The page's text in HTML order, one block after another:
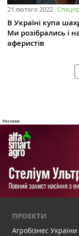
21 лютого 2022
В Україні купа
Ми розібрались і
аферистів
ПРОЕКТИ
Агробізнес